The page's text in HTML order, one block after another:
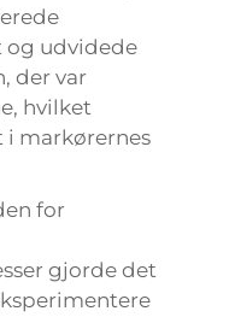
udvidede
der var
hvilket
markørernes
for
gjorde det